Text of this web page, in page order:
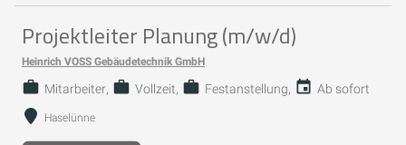
Projektleiter Planung (m/w/d)
Heinrich VOSS Gebäudetechnik GmbH
Mitarbeiter Vollzeit Festanstellung Ab sofort
Haselünne